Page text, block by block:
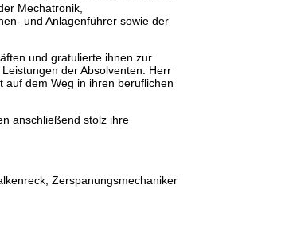
Mechatronik,
und Anlagenführer sowie der
und gratulierte ihnen zur
der Absolventen. Herr
auf dem Weg in ihren beruflichen
anschließend stolz ihre
Zerspanungsmechaniker